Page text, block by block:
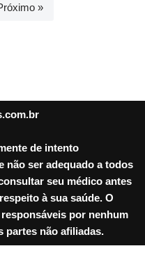
»
de intento
não ser adequado a todos
seu médico antes
à sua saúde. O
por nenhum
partes não afiliadas.